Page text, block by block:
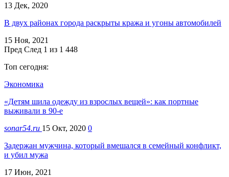
13 Дек, 2020
В двух районах города раскрыты кража и угоны автомобилей
15 Ноя, 2021
Пред След 1 из 1 448
Топ сегодня:
Экономика
«Детям шила одежду из взрослых вещей»: как портные
выживали в 90-е
sonar54.ru 15 Окт, 2020 0
Задержан мужчина, который вмешался в семейный конфликт,
и убил мужа
17 Июн, 2021